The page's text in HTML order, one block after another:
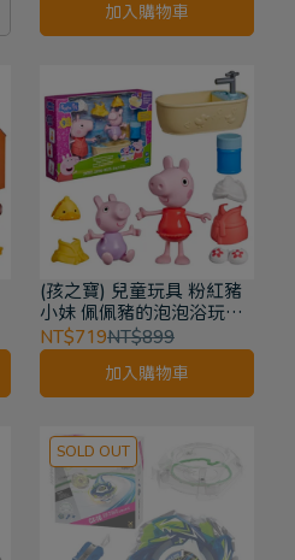
加入購物車
(孩之寶) 兒童玩具 粉紅豬
小妹 佩佩豬的泡泡浴玩樂
組
NT$719NT$899
加入購物車
SOLD OUT